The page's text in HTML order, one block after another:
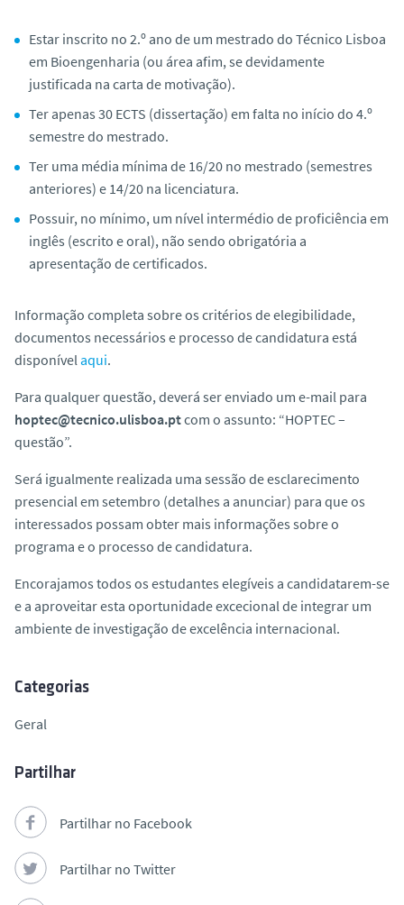
Estar inscrito no 2.º ano de um mestrado do Técnico Lisboa
em Bioengenharia (ou área afim, se devidamente
justificada na carta de motivação).
Ter apenas 30 ECTS (dissertação) em falta no início do 4.º
semestre do mestrado.
Ter uma média mínima de 16/20 no mestrado (semestres
anteriores) e 14/20 na licenciatura.
Possuir, no mínimo, um nível intermédio de proficiência em
inglês (escrito e oral), não sendo obrigatória a
apresentação de certificados.
Informação completa sobre os critérios de elegibilidade,
documentos necessários e processo de candidatura está
disponível aqui.
Para qualquer questão, deverá ser enviado um e-mail para
hoptec@tecnico.ulisboa.ptcom o assunto: “HOPTEC –
questão”.
Será igualmente realizada uma sessão de esclarecimento
presencial em setembro (detalhes a anunciar) para que os
interessados possam obter mais informações sobre o
programa e o processo de candidatura.
Encorajamos todos os estudantes elegíveis a candidatarem-se
e a aproveitar esta oportunidade excecional de integrar um
ambiente de investigação de excelência internacional.
Categorias
Geral
Partilhar
Partilhar no Facebook
Partilhar no Twitter